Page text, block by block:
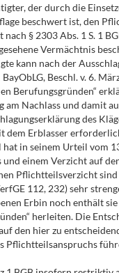
der durch die
beschwert ist, den
§ 2303 Abs. 1 S. 1
Vermächtnis
kann nach der
Beschl. v. 6.
Berufungsgründen“
am Nachlass und damit
des
Erblasser
in seinem Urteil vom
einem Verzicht auf
Pflichtteilsverzicht
112, 232) sehr
Erbin noch enthält
herleiten. Die
den hier zu
Pflichtteilsanspruchs